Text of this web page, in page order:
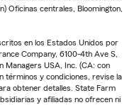
Oficinas centrales, Bloomington,
en los Estados Unidos por
Company, 6100-4th Ave S,
Managers USA, Inc. (CA: con
términos y condiciones, revise la
obtener detalles. State Farm
y afiliadas no ofrecen ni